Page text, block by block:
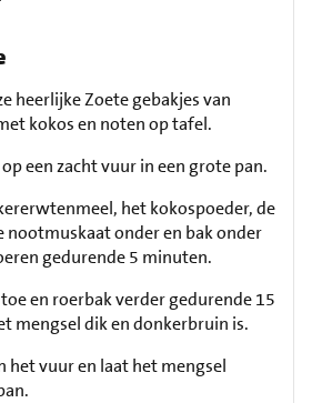
heerlijke Zoete gebakjes van
kokos en noten op tafel.
een zacht vuur in een grote pan.
het kokospoeder, de
nootmuskaat onder en bak onder
gedurende 5 minuten.
en roerbak verder gedurende 15
mengsel dik en donkerbruin is.
het vuur en laat het mengsel